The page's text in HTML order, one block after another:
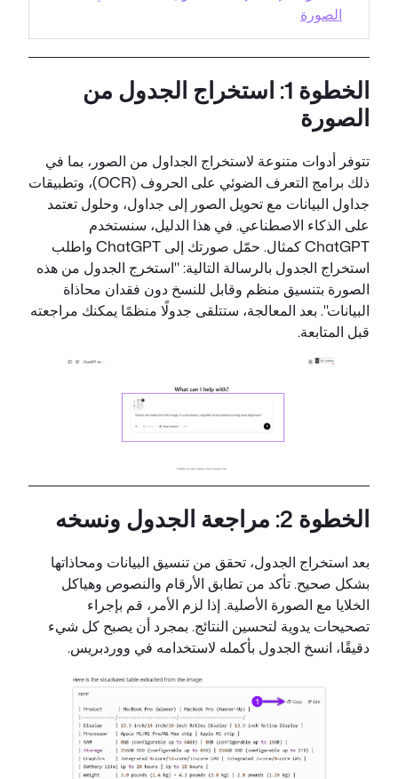
الصورة
الخطوة 1: استخراج الجدول من
الصورة
تتوفر أدوات متنوعة لاستخراج الجداول من الصور، بما في
ذلك برامج التعرف الضوئي على الحروف (OCR)، وتطبيقات
جداول البيانات مع تحويل الصور إلى جداول، وحلول تعتمد
على الذكاء الاصطناعي. في هذا الدليل، سنستخدم
ChatGPT كمثال. حمّل صورتك إلى ChatGPT واطلب
استخراج الجدول بالرسالة التالية: "استخرج الجدول من هذه
الصورة بتنسيق منظم وقابل للنسخ دون فقدان محاذاة
البيانات". بعد المعالجة، ستتلقى جدولًا منظمًا يمكنك مراجعته
قبل المتابعة.
الخطوة 2: مراجعة الجدول ونسخه
بعد استخراج الجدول، تحقق من تنسيق البيانات ومحاذاتها
بشكل صحيح. تأكد من تطابق الأرقام والنصوص وهياكل
الخلايا مع الصورة الأصلية. إذا لزم الأمر، قم بإجراء
تصحيحات يدوية لتحسين النتائج. بمجرد أن يصبح كل شيء
دقيقًا، انسخ الجدول بأكمله لاستخدامه في ووردبريس.